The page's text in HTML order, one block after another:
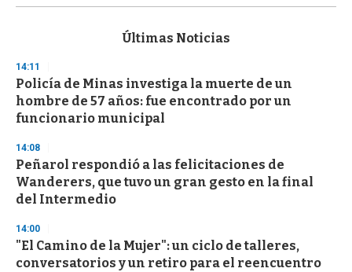
s
d
s
o
f
3
s
e
c
o
n
Últimas Noticias
14:11
Policía de Minas investiga la muerte de un
hombre de 57 años: fue encontrado por un
funcionario municipal
14:08
Peñarol respondió a las felicitaciones de
Wanderers, que tuvo un gran gesto en la final
del Intermedio
14:00
"El Camino de la Mujer": un ciclo de talleres,
conversatorios y un retiro para el reencuentro